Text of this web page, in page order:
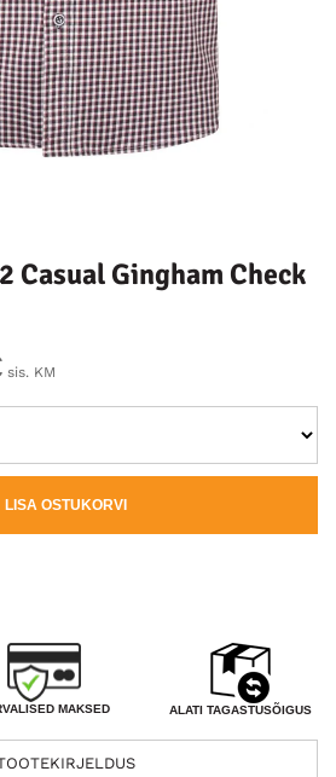
Casual Gingham Check
sis. KM
LISA OSTUKORVI
MAKSED ALATI TAGASTUSÕIGUS